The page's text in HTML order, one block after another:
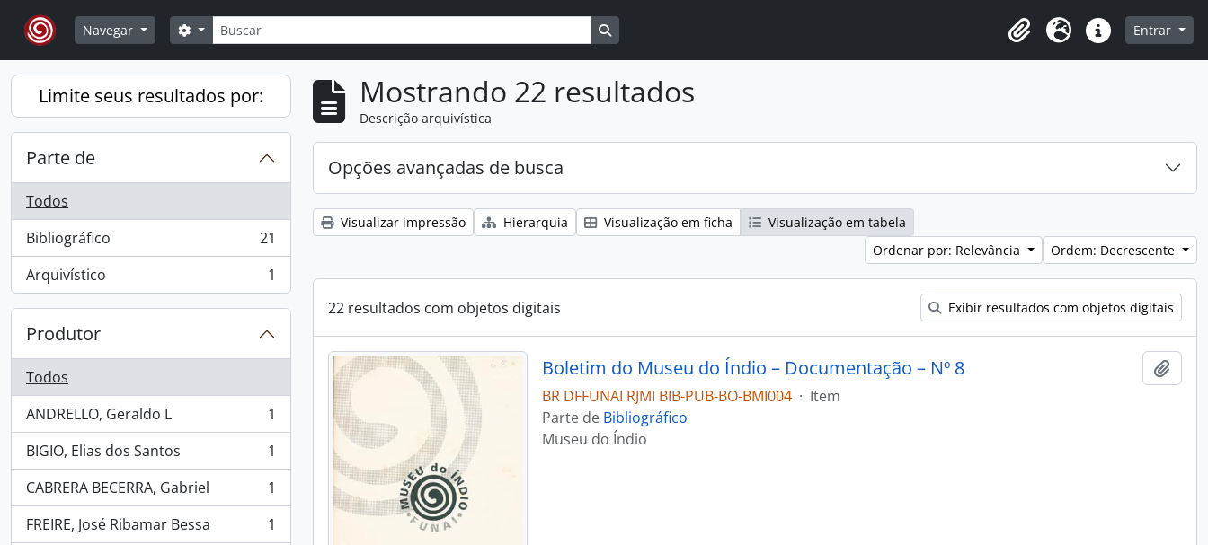
Skip to main content
Navegar
Buscar
Opções de busca
Área de Transferência
Idioma Atalhos Entrar
Limite seus resultados por:
Parte de
Todos
Bibliográfico
, 21 resultados
21
Arquivístico
, 1 resultados 1
Produtor
Todos
ANDRELLO, Geraldo L
, 1 resultados
1
BIGIO, Elias dos Santos
, 1 resultados
1
CABRERA BECERRA, Gabriel
, 1 resultados
1
FREIRE, José Ribamar Bessa
, 1 resultados
1
Mostrando 22 resultados
Descrição arquivística
Opções avançadas de busca
Visualizar impressão Hierarquia Visualização em ficha
Visualização em tabela
Ordenar por: Relevância
Ordem: Decrescente
22 resultados com objetos digitais Exibir resultados com objetos digitais
Boletim do Museu do Índio – Documentação – Nº 8
BR DFFUNAI RJMI BIB-PUB-BO-BMI004 · Item
Parte de Bibliográfico
Museu do Índio